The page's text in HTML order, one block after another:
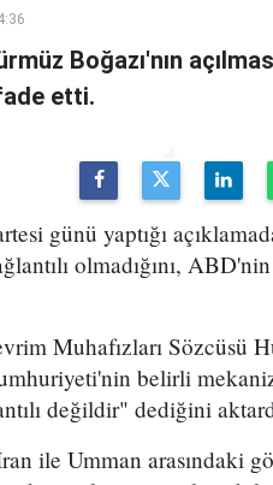
Boğazı'nın
etti.
günü yaptığı
olmadığını,
Muhafızları Sözcüsü
belirli
değildir" dediğini
ile Umman arasındaki